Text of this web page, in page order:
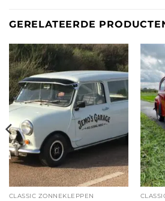
GERELATEERDE
CLASSIC ZONNEKLEPPEN